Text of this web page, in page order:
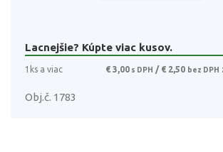
Lacnejšie? Kúpte viac kusov.
1ks a viac € 3,00 s DPH / € 2,50 bez DPH
Obj.č. 1783